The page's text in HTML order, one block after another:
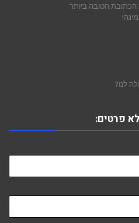
הכתובת הטובה ביותר
לנו?
פרטים: